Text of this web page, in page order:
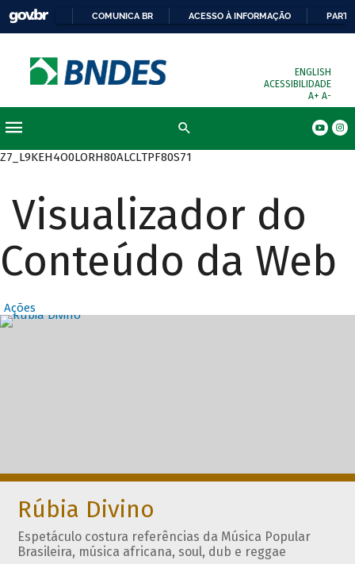
COMUNICA BR ACESSO À INFORMAÇÃO
ENGLISH
ACESSIBILIDADE
A+ A-
Z7_L9KEH4O0LORH80ALCLTPF80S71
Visualizador do
Conteúdo da Web
Ações
Destaques
Rúbia Divino
Espetáculo costura referências da Música Popular
Brasileira, música africana, soul, dub e reggae